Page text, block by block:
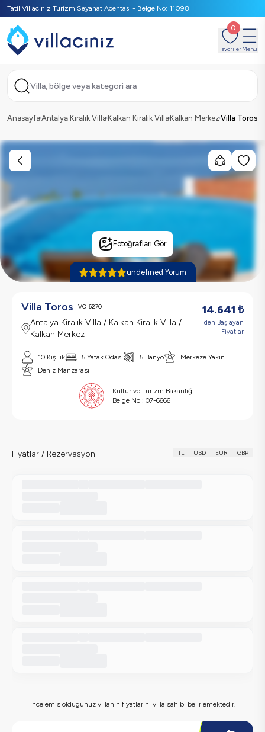
Tatil Villacınız Turizm Seyahat Acentası - Belge No: 11098
0
FavorilerMenü
Villa, bölge veya kategori ara
AnasayfaAntalya Kiralık VillaKalkan Kiralık Villa Kalkan MerkezVilla Toros
Fotoğrafları Gör
undefined Yorum
Villa Toros VC-6270
Antalya Kiralık Villa / Kalkan Kiralık Villa /
Kalkan Merkez
14.641 ₺
'den Başlayan
Fiyatlar
10 Kişilik 5 Yatak Odası 5 Banyo
Merkeze Yakın
Deniz Manzarası
Kültür ve Turizm Bakanlığı
Belge No : 07-6666
Fiyatlar / Rezervasyon TL USD EUR GBP
Incelemis oldugunuz villanin fiyatlarini villa sahibi belirlemektedir.